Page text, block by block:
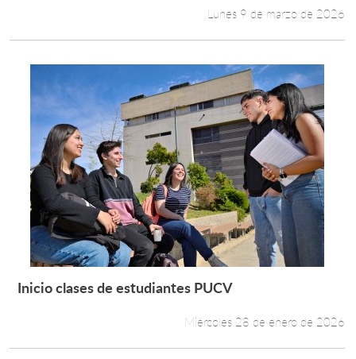
Lunes 9 de marzo de 2026
Leer más +
Inicio clases de estudiantes PUCV
Miércoles 28 de enero de 2026